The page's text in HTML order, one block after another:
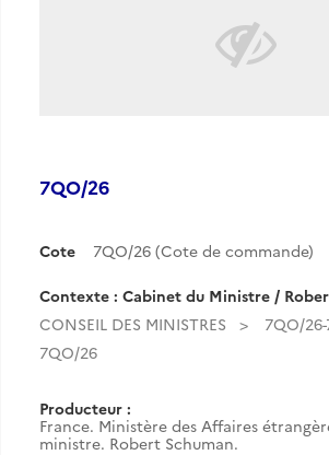
7QO/26
Cote 7QO/26 (Cote de commande)
Contexte : Cabinet du Ministre /
CONSEIL DES MINISTRES
7QO/
7QO/26
Producteur :
France. Ministère des Affaires
ministre. Robert Schuman.